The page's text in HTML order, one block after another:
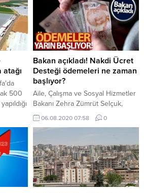
500
Bakan açıkladı! Nakdi Ücret
Desteği ödemeleri ne zaman
başlıyor?
Aile, Çalışma ve Sosyal Hizmetler
Bakanı Zehra Zümrüt Selçuk,
Temmuz ayına ilişkin Nakdi Ücret
Desteği ödemelerinin 7
duyurdu.
06.08.2020 07:58 0